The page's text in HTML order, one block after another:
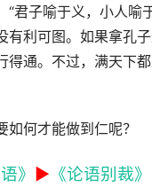
“君子喻于义，小人喻
有利可图。如果拿孔
得通。不过，满天下
如何才能做到仁呢？
》 ► 《论语别裁》